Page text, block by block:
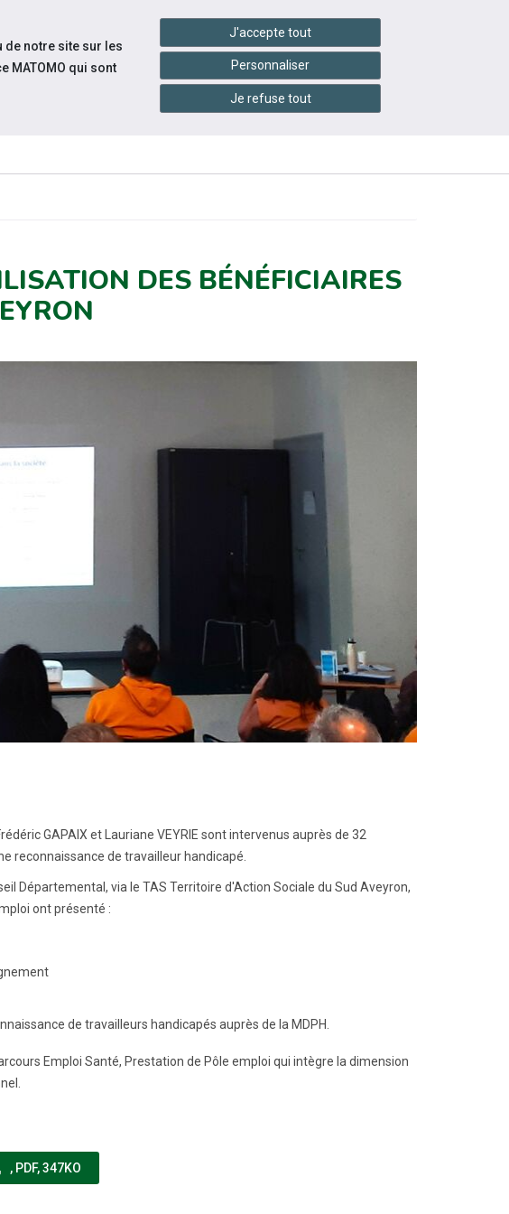
Accessibilité handshake Services en ligne
ÉVÉNEMENTS
PRATIQUES
DES BÉNÉFICIAIRES
GAPAIX et Lauriane VEYRIE sont intervenus auprès de 32
reconnaissance de travailleur handicapé.
Départemental, via le TAS Territoire d'Action Sociale du Sud Aveyron,
ont présenté :
de travailleurs handicapés auprès de la MDPH.
Emploi Santé, Prestation de Pôle emploi qui intègre la dimension
(NOUVELLE FENÊTRE)
, PDF, 347KO
de notre site sur les
MATOMO qui sont
J'accepte tout
Personnaliser
Je refuse tout